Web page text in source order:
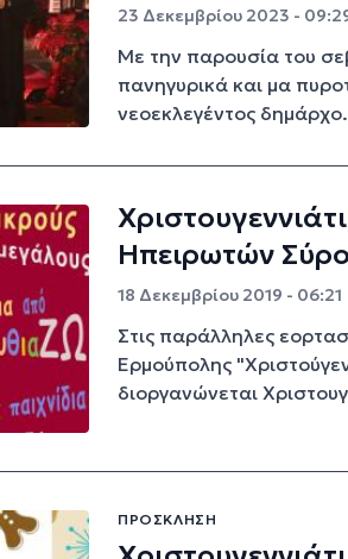
23 Δεκεμβρίου 2023 -
Με την παρουσία του
πανηγυρικά και μα
νεοεκλεγέντος
Ηπειρωτών
18 Δεκεμβρίου 2019 - 06:21
Στις παράλληλες
Ερμούπολης
διοργανώνεται
ΠΡΌΣΚΛΗΣΗ